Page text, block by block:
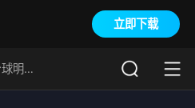
立即下载
真实3D台球明星之路加速器